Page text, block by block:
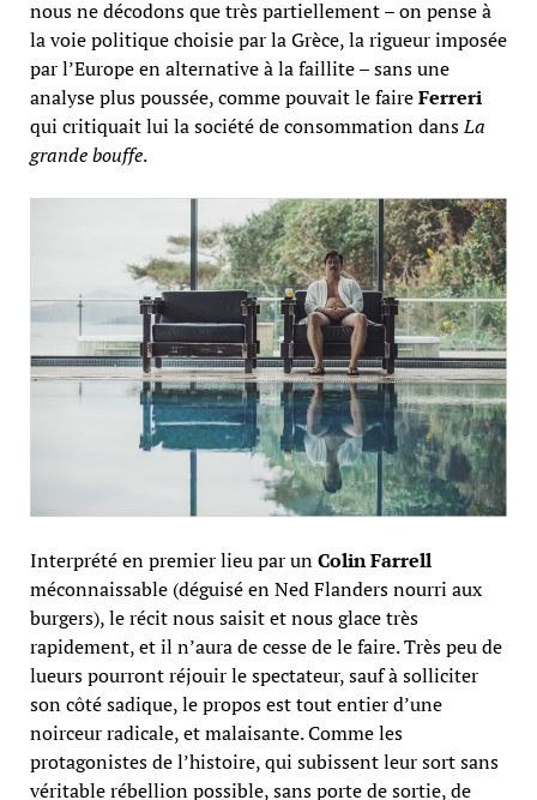
nous ne décodons que très partiellement – on pense à
la voie politique choisie par la Grèce, la rigueur imposée
par l’Europe en alternative à la faillite – sans une
analyse plus poussée, comme pouvait le faireFerreri
qui critiquait lui la société de consommation dansLa
grande bouffe.
Interprété en premier lieu par unColin Farrell
méconnaissable (déguisé en Ned Flanders nourri aux
burgers), le récit nous saisit et nous glace très
rapidement, et il n’aura de cesse de le faire. Très peu de
lueurs pourront réjouir le spectateur, sauf à solliciter
son côté sadique, le propos est tout entier d’une
noirceur radicale, et malaisante. Comme les
protagonistes de l’histoire, qui subissent leur sort sans
véritable rébellion possible, sans porte de sortie, de